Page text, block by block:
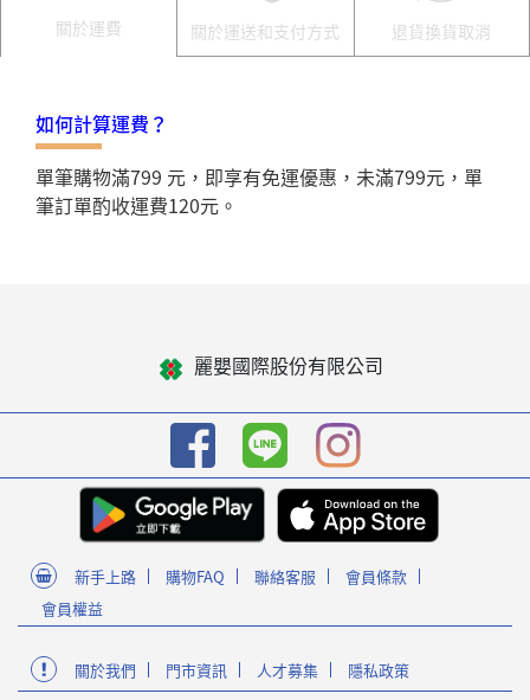
關於運費 關於運送和支付方式 退貨換貨取消
如何計算運費？
單筆購物滿799 元，即享有免運優惠，未滿799元，單
筆訂單酌收運費120元。
麗嬰國際股份有限公司
新手上路 購物FAQ 聯絡客服
會員條款
會員權益
關於我們 門市資訊 人才募集 隱私政策